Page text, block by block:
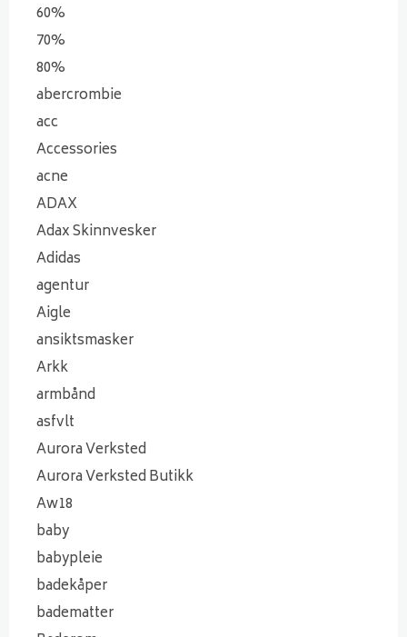
60%
70%
80%
abercrombie
acc
Accessories
acne
ADAX
Adax Skinnvesker
Adidas
agentur
Aigle
ansiktsmasker
Arkk
armbånd
asfvlt
Aurora Verksted
Aurora Verksted Butikk
Aw18
baby
babypleie
badekåper
badematter